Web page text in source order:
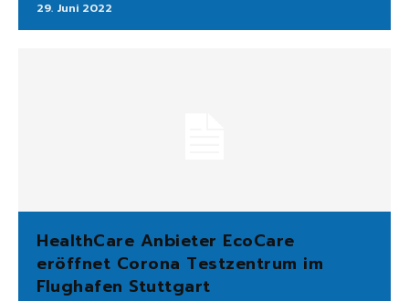
29. Juni 2022
HealthCare Anbieter EcoCare
eröffnet Corona Testzentrum im
Flughafen Stuttgart